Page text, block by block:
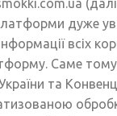
дуже
всіх
Саме тому
та